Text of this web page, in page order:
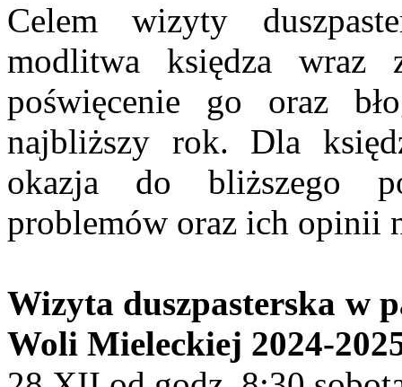
Celem wizyty
modlitwa księdza wraz
poświęcenie go oraz
najbliższy rok. Dla
okazja do bliższego
problemów oraz ich opinii
Wizyta duszpasterska w
Woli Mieleckiej 2024-